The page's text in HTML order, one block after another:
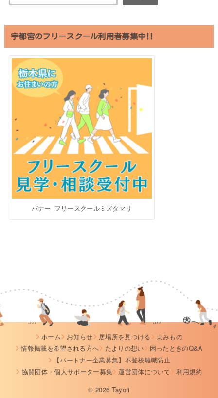
宇都宮のフリースクール利用者募集中‼︎
バナー_フリースクールミズタマリ
ホーム お知らせ 居場所を見つける
よみもの
情報掲載を希望される方へ
たよりの想い
困ったときのQ&A
【パートナー企業募集】不登校離職防止
協賛団体・個人サポーター募集
運営団体について
利用規約
© 2026 Tayori